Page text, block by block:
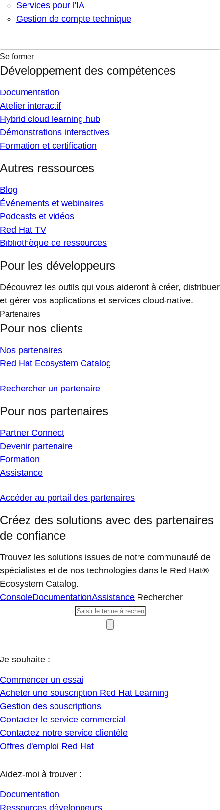
Services pour l'IA
Gestion de compte technique
Se former
Développement des compétences
Documentation
Atelier interactif
Hybrid cloud learning hub
Démonstrations interactives
Formation et certification
Autres ressources
Blog
Événements et webinaires
Podcasts et vidéos
Red Hat TV
Bibliothèque de ressources
Pour les développeurs
Découvrez les outils qui vous aideront à créer, distribuer
et gérer vos applications et services cloud-native.
Partenaires
Pour nos clients
Nos partenaires
Red Hat Ecosystem Catalog
Rechercher un partenaire
Pour nos partenaires
Partner Connect
Devenir partenaire
Formation
Assistance
Accéder au portail des partenaires
Créez des solutions avec des partenaires
de confiance
Trouvez les solutions issues de notre communauté de
spécialistes et de nos technologies dans le Red Hat®
Ecosystem Catalog.
ConsoleDocumentationAssistance Rechercher
Je souhaite :
Commencer un essai
Acheter une souscription Red Hat Learning
Gestion des souscriptions
Contacter le service commercial
Contactez notre service clientèle
Offres d'emploi Red Hat
Aidez-moi à trouver :
Documentation
Ressources développeurs